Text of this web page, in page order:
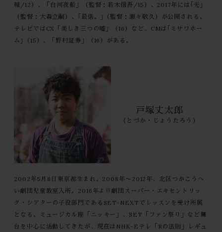
輔/12）、「白河夜船」（監督：若木信吾/15）、2017年には｢光｣
（監督：大森立嗣）、｢最低。｣（監督：瀬々敬久）が公開される。
テレビではCX「美しき三つの嘘」（16）など、CMは｢ミサワホー
ム｣（15）、「野村証券」（16）がある。
戸塚丈太郎
（とづか・じょうたろう）
2002年5月8日東京都生まれ。2008年〜2012年、北区つかこうへ
い劇団児童教室入所。2016年より劇団スーパー・エキセントリッ
ク・シアターの子役部門であるSET-NEXTでレッスンを受け所属
となる。ミュージカル座「ニッキー」、SET「ファン祭り」など舞
台を中心に活動してきたが、現在はNHK-Eテレ「Rの法則」レギュ